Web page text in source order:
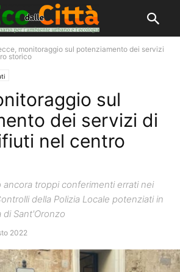
monitoraggio sul potenziamento dei servizi
storico
sul
dei servizi di
nel centro
ancora troppi conferimenti errati nei
della Polizia Locale potenziati in
di Sant'Oronzo
2022